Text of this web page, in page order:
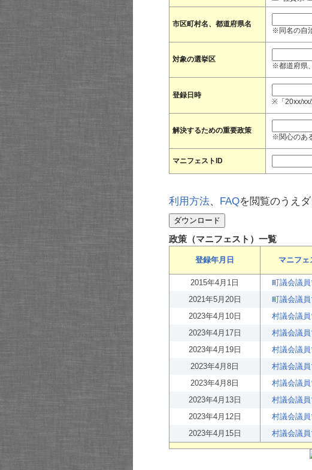
市区町村名、都道府県名
※同名の自
対象の選挙区
※都道府県
登録日時
※「20xx/
解決するための重要政策
※関心のあ
マニフェストID
利用方法、 FAQを閲覧のうえ
政策（マニフェスト）一覧
登録年月日 マニフ
2015年4月1日
町議会議
2021年5月20日
町議会議
2023年4月10日
村議会議
2023年4月17日
村議会議
2023年4月19日
村議会議
2023年4月8日
村議会議
2023年4月8日
村議会議
2023年4月13日
村議会議
2023年4月12日
村議会議
2023年4月15日
村議会議